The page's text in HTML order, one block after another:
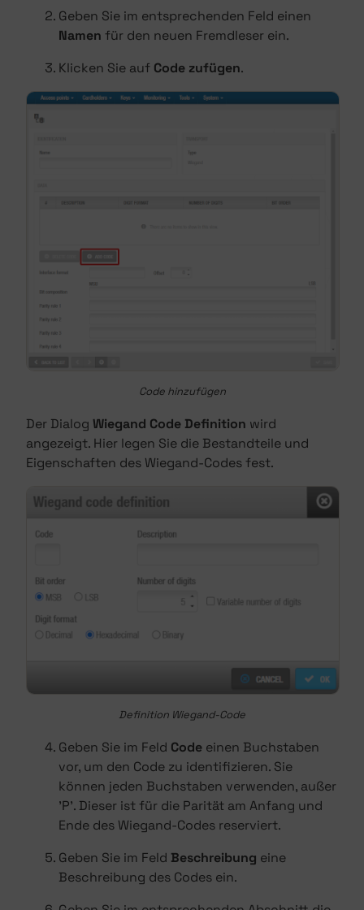
Geben Sie im entsprechenden Feld einen
Namen für den neuen Fremdleser ein.
Klicken Sie auf Code zufügen.
Code hinzufügen
Der Dialog Wiegand Code Definition wird
angezeigt. Hier legen Sie die Bestandteile und
Eigenschaften des Wiegand-Codes fest.
Definition Wiegand-Code
Geben Sie im Feld Code einen Buchstaben
vor, um den Code zu identifizieren. Sie
können jeden Buchstaben verwenden, außer
'P'. Dieser ist für die Parität am Anfang und
Ende des Wiegand-Codes reserviert.
Geben Sie im Feld Beschreibung eine
Beschreibung des Codes ein.